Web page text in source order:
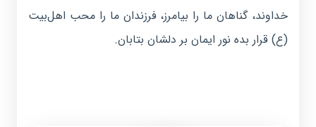
خداوند، گناهان ما را بیامرز، فرزندان ما را محب اهل‌بیت
(ع) قرار بده نور ایمان بر دلشان بتابان.